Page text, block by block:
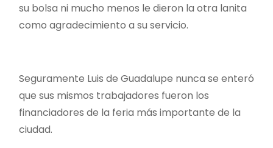
su bolsa ni mucho menos le dieron la otra lanita
como agradecimiento a su servicio.
Seguramente Luis de Guadalupe nunca se enteró
que sus mismos trabajadores fueron los
financiadores de la feria más importante de la
ciudad.